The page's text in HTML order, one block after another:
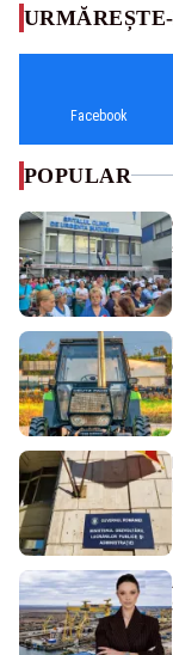
Facebook
POPULAR